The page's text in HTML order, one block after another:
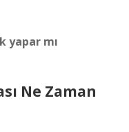
yapar mı
Ne Zaman